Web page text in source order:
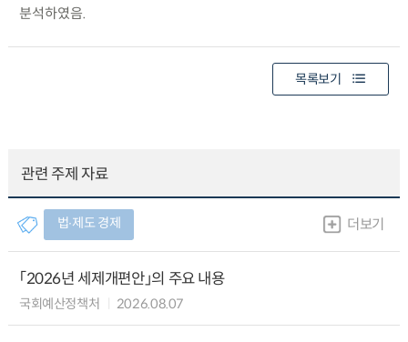
분석하였음.
목록보기
관련 주제 자료
법∙제도 경제 더보기
「2026년 세제개편안」의 주요 내용
국회예산정책처 2026.08.07